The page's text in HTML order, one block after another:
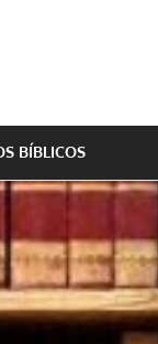
BÍBLICOS